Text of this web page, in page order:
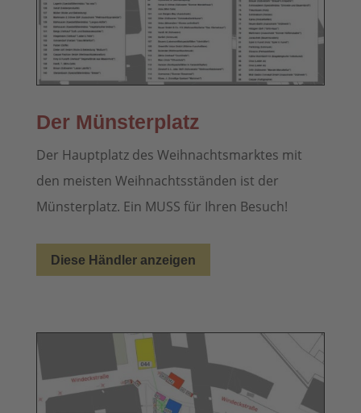
Der Münsterplatz
Der Hauptplatz des Weihnachtsmarktes mit
den meisten Weihnachtsständen ist der
Münsterplatz. Ein MUSS für Ihren Besuch!
Diese Händler anzeigen